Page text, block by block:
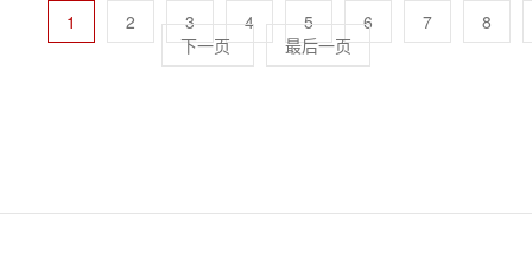
1 2 3 4 5 6 7
8
下一页
最后一页